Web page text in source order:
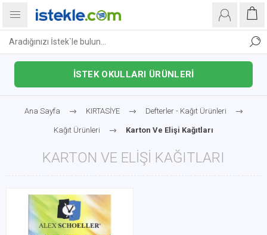
İSTEK OKULLARI ÜRÜNLERİ
Ana Sayfa KIRTASİYE Defterler - Kağıt Ürünleri
Kağıt Ürünleri Karton Ve Elişi Kağıtları
KARTON VE ELIŞI KAĞITLARI